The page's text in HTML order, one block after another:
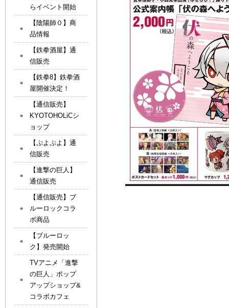
らイベント開始
【陰陽師０】商
品情報
【鉄拳酒屋】通
信販売
【鉄拳8】鉄拳酒
屋開催決定！
【通信販売】
KYOTOHOLiCシ
ョップ
【ぷよぷよ】通
信販売
【進撃の巨人】
通信販売
【通信販売】ブ
ルーロックコラ
ボ商品
【ブルーロッ
ク】発売開始
TVアニメ「進撃
の巨人」ポップ
アップショップ&
コラボカフェ